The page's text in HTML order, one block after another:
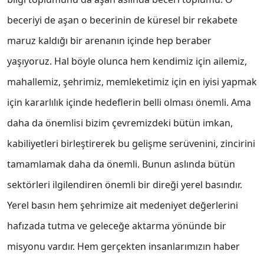
beceriyi de aşan o becerinin de küresel bir rekabete
maruz kaldığı bir arenanın içinde hep beraber
yaşıyoruz. Hal böyle olunca hem kendimiz için ailemiz,
mahallemiz, şehrimiz, memleketimiz için en iyisi yapmak
için kararlılık içinde hedeflerin belli olması önemli. Ama
daha da önemlisi bizim çevremizdeki bütün imkan,
kabiliyetleri birleştirerek bu gelişme serüvenini, zincirini
tamamlamak daha da önemli. Bunun aslında bütün
sektörleri ilgilendiren önemli bir direği yerel basındır.
Yerel basın hem şehrimize ait medeniyet değerlerini
hafızada tutma ve geleceğe aktarma yönünde bir
misyonu vardır. Hem gerçekten insanlarımızın haber